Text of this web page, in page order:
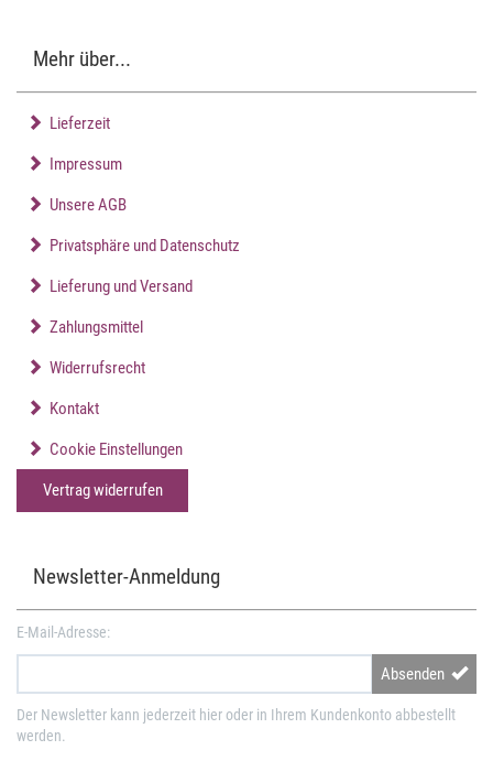
Mehr über...
Lieferzeit
Impressum
Unsere AGB
Privatsphäre und Datenschutz
Lieferung und Versand
Zahlungsmittel
Widerrufsrecht
Kontakt
Cookie Einstellungen
Vertrag widerrufen
Newsletter-Anmeldung
E-Mail-Adresse:
Absenden
Der Newsletter kann jederzeit hier oder in Ihrem Kundenkonto abbestellt
werden.